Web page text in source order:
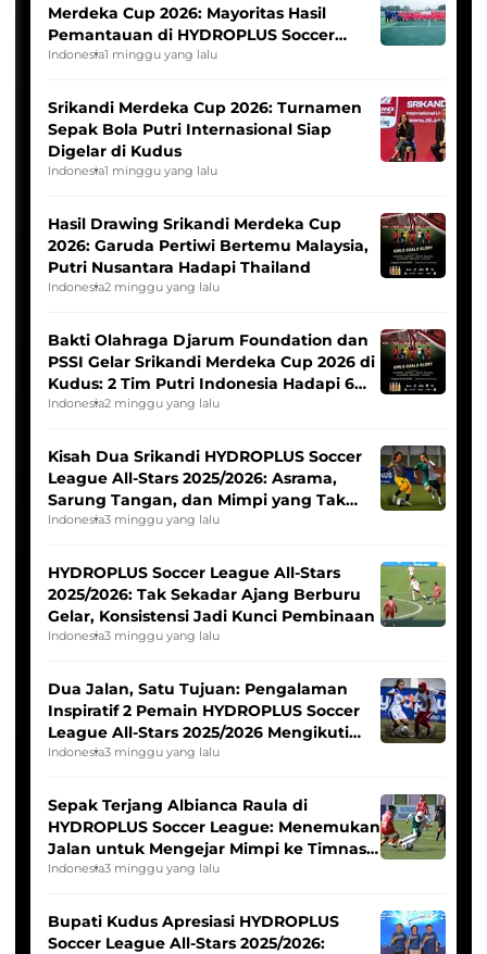
Merdeka Cup 2026: Mayoritas Hasil
Pemantauan di HYDROPLUS Soccer
League
Indonesia1 minggu yang lalu
Srikandi Merdeka Cup 2026: Turnamen
Sepak Bola Putri Internasional Siap
Digelar di Kudus
Indonesia1 minggu yang lalu
Hasil Drawing Srikandi Merdeka Cup
2026: Garuda Pertiwi Bertemu Malaysia,
Putri Nusantara Hadapi Thailand
Indonesia2 minggu yang lalu
Bakti Olahraga Djarum Foundation dan
PSSI Gelar Srikandi Merdeka Cup 2026 di
Kudus: 2 Tim Putri Indonesia Hadapi 6
Tim Asia
Indonesia2 minggu yang lalu
Kisah Dua Srikandi HYDROPLUS Soccer
League All-Stars 2025/2026: Asrama,
Sarung Tangan, dan Mimpi yang Tak
Pernah Padam
Indonesia3 minggu yang lalu
HYDROPLUS Soccer League All-Stars
2025/2026: Tak Sekadar Ajang Berburu
Gelar, Konsistensi Jadi Kunci Pembinaan
Indonesia3 minggu yang lalu
Dua Jalan, Satu Tujuan: Pengalaman
Inspiratif 2 Pemain HYDROPLUS Soccer
League All-Stars 2025/2026 Mengikuti
Seleksi Timnas Indonesia Putri
Indonesia3 minggu yang lalu
Sepak Terjang Albianca Raula di
HYDROPLUS Soccer League: Menemukan
Jalan untuk Mengejar Mimpi ke Timnas
Indonesia Putri
Indonesia3 minggu yang lalu
Bupati Kudus Apresiasi HYDROPLUS
Soccer League All-Stars 2025/2026: